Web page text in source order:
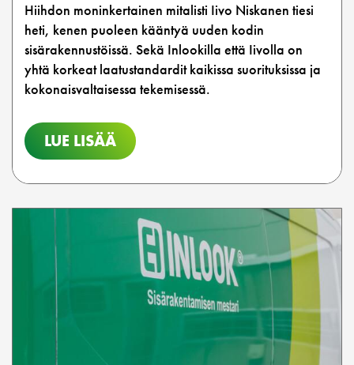
Hiihdon moninkertainen mitalisti Iivo Niskanen tiesi
heti, kenen puoleen kääntyä uuden kodin
sisärakennustöissä. Sekä Inlookilla että Iivolla on
yhtä korkeat laatustandardit kaikissa suorituksissa ja
kokonaisvaltaisessa tekemisessä.
LUE LISÄÄ